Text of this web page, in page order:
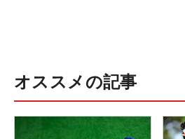
オススメの記事